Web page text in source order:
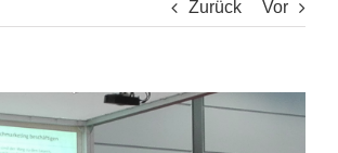
Zurück Vor